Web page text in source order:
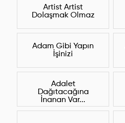
Artist Artist
Dolaşmak Olmaz
Adam Gibi Yapın
İşinizi
Adalet
Dağıtacağına
İnanan Var...